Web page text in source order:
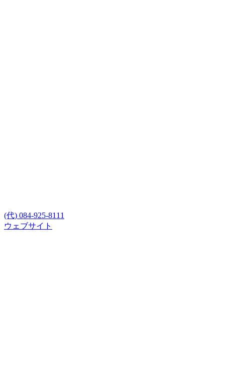
(代) 084-925-8111
ウェブサイト